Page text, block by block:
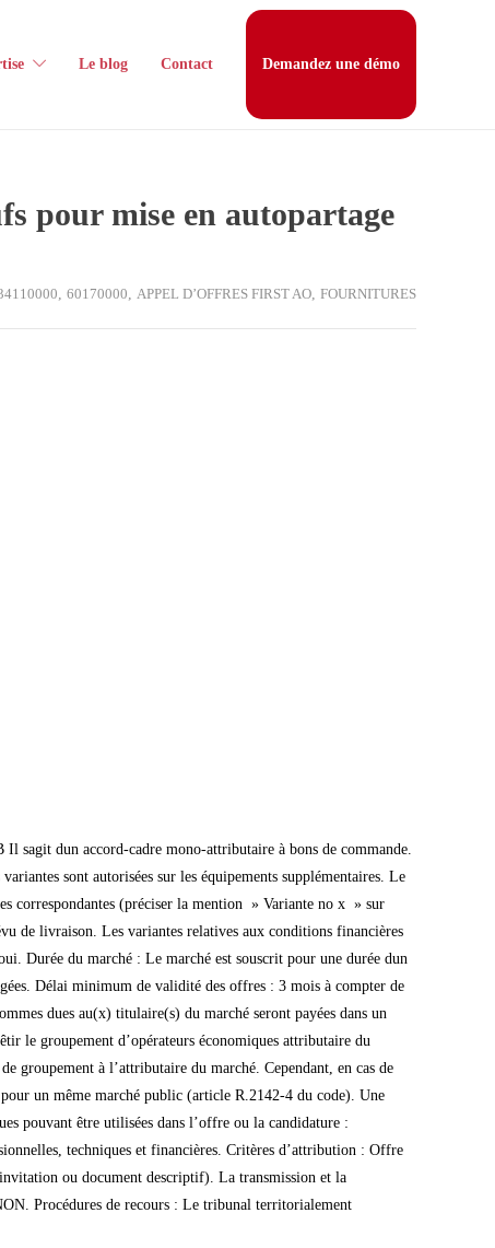
Le blog Contact Demandez une démo
pour mise en autopartage
, 60170000, APPEL D’OFFRES FIRST AO, FOURNITURES
dun accord-cadre mono-attributaire à bons de commande.
sont autorisées sur les équipements supplémentaires. Le
correspondantes (préciser la mention » Variante no x » sur
de livraison. Les variantes relatives aux conditions financières
Durée du marché : Le marché est souscrit pour une durée dun
Délai minimum de validité des offres : 3 mois à compter de
dues au(x) titulaire(s) du marché seront payées dans un
le groupement d’opérateurs économiques attributaire du
groupement à l’attributaire du marché. Cependant, en cas de
un même marché public (article R.2142-4 du code). Une
pouvant être utilisées dans l’offre ou la candidature :
techniques et financières. Critères d’attribution : Offre
ou document descriptif). La transmission et la
Procédures de recours : Le tribunal territorialement